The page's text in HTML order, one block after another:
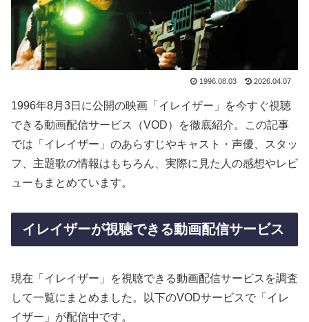
1996.08.03 2026.04.07
1996年8月3日に公開の映画「イレイザー」を今すぐ視聴
できる動画配信サービス（VOD）を徹底紹介。この記事
では「イレイザー」のあらすじやキャスト・声優、スタッ
フ、主題歌の情報はもちろん、実際に見た人の感想やレビ
ューもまとめています。
イレイザーが視聴できる動画配信サービス
現在「イレイザー」を視聴できる動画配信サービスを調査
して一覧にまとめました。以下のVODサービスで「イレ
イザー」が配信中です。